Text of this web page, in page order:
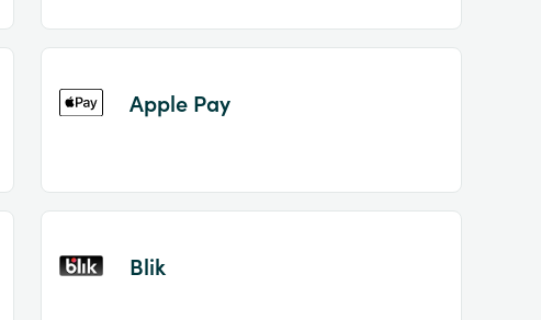
Apple Pay
Blik